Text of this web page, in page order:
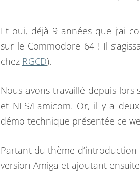
Et oui, déjà 9 années que j’ai
sur le Commodore 64 ! Il
chez RGCD).
Nous avons travaillé depuis
et NES/Famicom. Or, il y a
démo technique présentée ce
Partant du thème
version Amiga et ajoutant